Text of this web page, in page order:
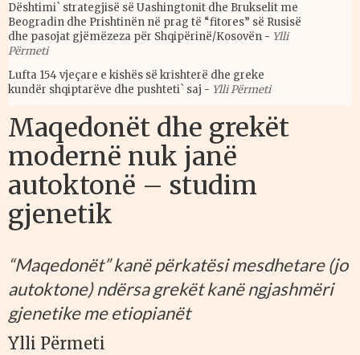
Dështimi` strategjisë së Uashingtonit dhe Brukselit me
Beogradin dhe Prishtinën në prag të “fitores” së Rusisë
dhe pasojat gjëmëzeza për Shqipërinë/Kosovën - Ylli
Përmeti
Lufta 154 vjeçare e kishës së krishterë dhe greke
kundër shqiptarëve dhe pushteti` saj - Ylli Përmeti
Maqedonët dhe grekët
modernë nuk janë
autoktonë – studim
gjenetik
“Maqedonët” kanë përkatësi mesdhetare (jo
autoktone) ndërsa grekët kanë ngjashmëri
gjenetike me etiopianët
Ylli Përmeti